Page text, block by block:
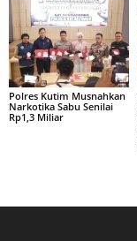
Polres Kutim Musnahkan
Narkotika Sabu Senilai
Rp1,3 Miliar